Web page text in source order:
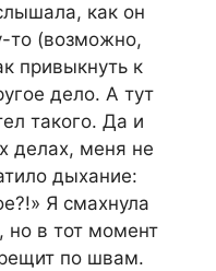
как он
то (возможно,
привыкнуть к
дело. А тут
такого. Да и
делах, меня не
дыхание:
Я смахнула
но в тот момент
по швам.